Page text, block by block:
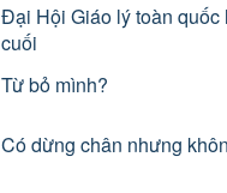
Đại Hội Giáo lý toàn quốc
cuối
Từ bỏ mình?
Có dừng chân nhưng